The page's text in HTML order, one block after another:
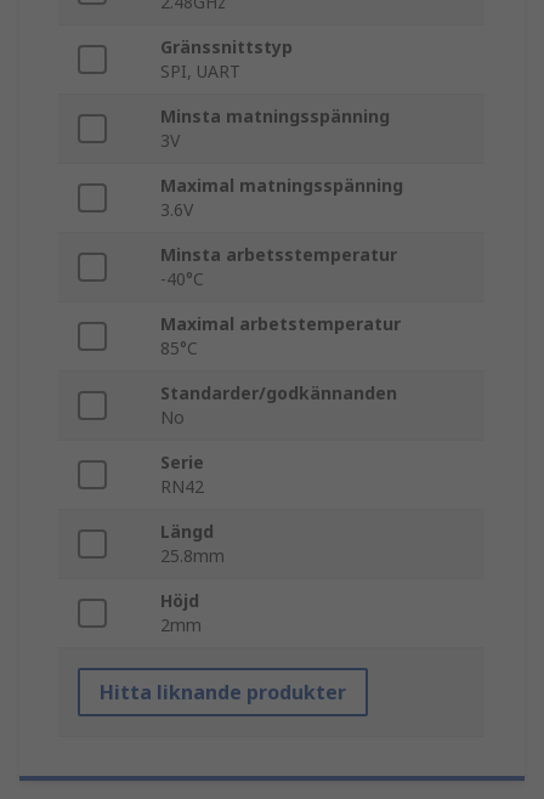
Gränssnittstyp
SPI, UART
Minsta matningsspänning
3V
Maximal matningsspänning
3.6V
Minsta arbetsstemperatur
-40°C
Maximal arbetstemperatur
85°C
Standarder/godkännanden
No
Serie
RN42
Längd
25.8mm
Höjd
2mm
Hitta liknande produkter